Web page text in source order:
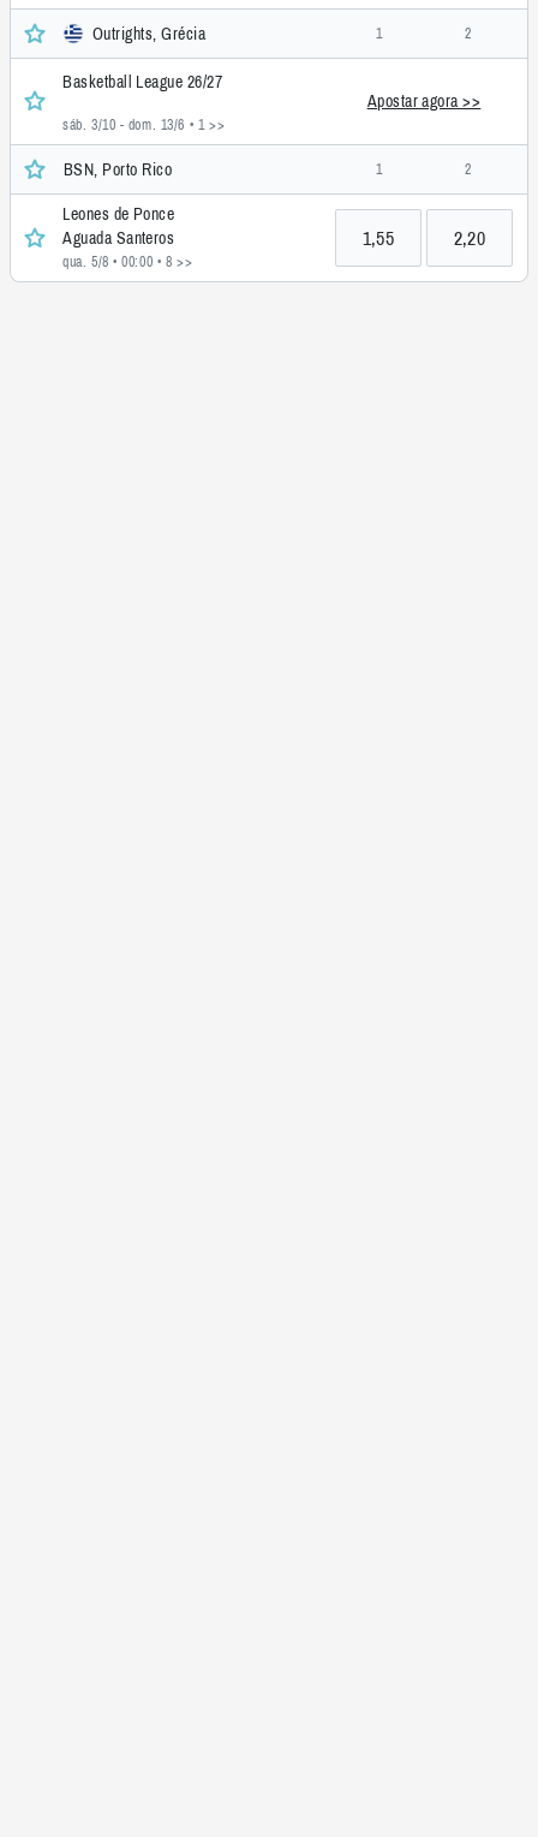
Outrights, Grécia 1 2
Basketball League 26/27
sáb. 3/10 - dom. 13/6 • 1 >>
Apostar agora >>
BSN, Porto Rico 1 2
Leones de Ponce
Aguada Santeros
qua. 5/8 • 00:00 • 8 >>
1,55 2,20